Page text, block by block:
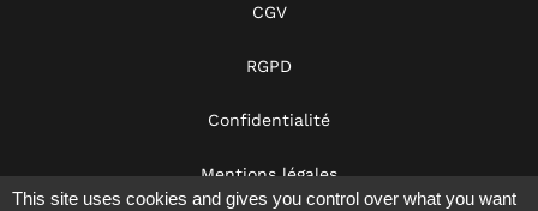
CGV
RGPD
Confidentialité
Mentions légales
This site uses cookies and gives you control over what you want